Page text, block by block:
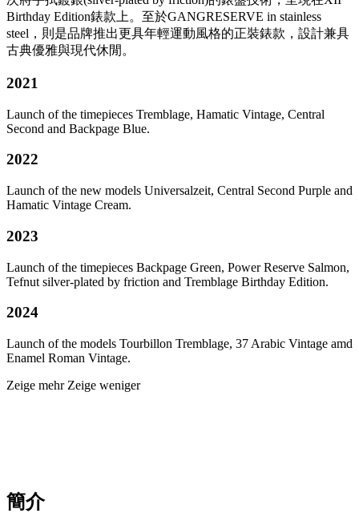
Birthday Edition錶款上。至於GANGRESERVE in stainless
steel，則是品牌推出更具年輕運動風格的正裝錶款，設計兼具
古典優雅與現代休閒。
2021
Launch of the timepieces Tremblage, Hamatic Vintage, Central
Second and Backpage Blue.
2022
Launch of the new models Universalzeit, Central Second Purple and
Hamatic Vintage Cream.
2023
Launch of the timepieces Backpage Green, Power Reserve Salmon,
Tefnut silver-plated by friction and Tremblage Birthday Edition.
2024
Launch of the models Tourbillon Tremblage, 37 Arabic Vintage amd
Enamel Roman Vintage.
Zeige mehr Zeige weniger
簡介